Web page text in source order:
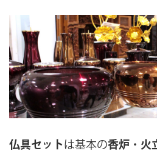
仏具セット は基本の香炉 ・ 火